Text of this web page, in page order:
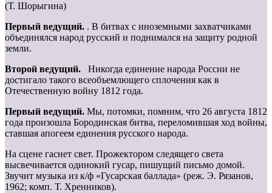
(Т. Шорыгина)
Первый ведущий. . В битвах с иноземными захватчиками
объединялся народ русский и поднимался на защиту родной
земли.
Второй ведущий. Никогда единение народа России не
достигало такого всеобъемлющего сплочения как в
Отечественную войну 1812 года.
Первый ведущий. Мы, потомки, помним, что 26 августа 1812
года произошла Бородинская битва, переломившая ход войны,
ставшая апогеем единения русского народа.
На сцене гаснет свет. Прожектором следящего света
высвечивается одинокий гусар, пишущий письмо домой.
Звучит музыка из к/ф «Гусарская баллада» (реж. Э. Рязанов,
1962; комп. Т. Хренников).